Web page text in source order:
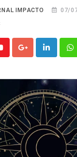
IMPACTO
07/
Google+LinkedIn